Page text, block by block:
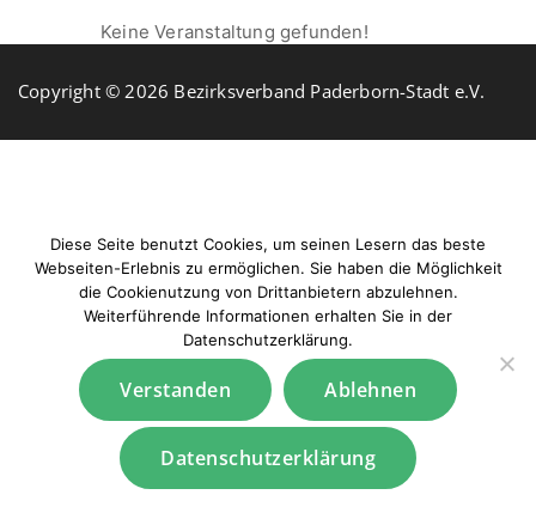
Keine Veranstaltung gefunden!
Copyright © 2026 Bezirksverband Paderborn-Stadt e.V.
Diese Seite benutzt Cookies, um seinen Lesern das beste
Webseiten-Erlebnis zu ermöglichen. Sie haben die Möglichkeit
die Cookienutzung von Drittanbietern abzulehnen.
Weiterführende Informationen erhalten Sie in der
Datenschutzerklärung.
Verstanden Ablehnen
Datenschutzerklärung